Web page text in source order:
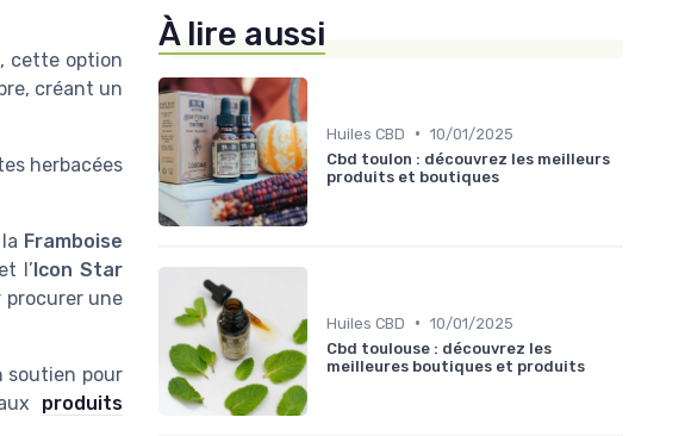
cette option
créant un
herbacées
Framboise
l’Icon Star
procurer une
soutien pour
produits
À lire aussi
Huiles CBD • 10/01/2025
Cbd toulon : découvrez les meilleurs
produits et boutiques
Huiles CBD • 10/01/2025
Cbd toulouse : découvrez les
meilleures boutiques et produits